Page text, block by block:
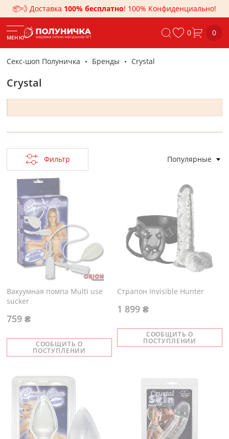
📦💨 Доставка 100% бесплатно! 100% Конфиденциально!
МЕНЮ 0 0
Секс-шоп Полуничка Бренды Crystal
Crystal
Фильтр Популярные
Вакуумная помпа Multi use
sucker
СООБЩИТЬ О
ПОСТУПЛЕНИИ
759 ₴
Страпон Invisible Hunter
СООБЩИТЬ О
ПОСТУПЛЕНИИ
1 899 ₴